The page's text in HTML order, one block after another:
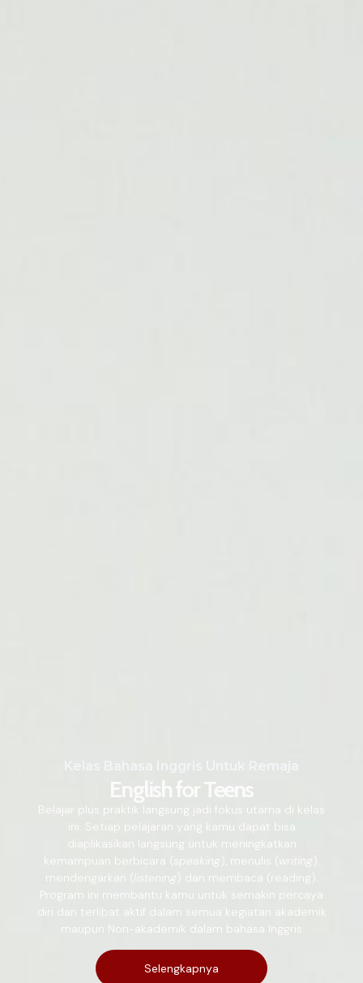
English for Teens
Belajar plus praktik langsung jadi fokus utama di kelas
ini. Setiap pelajaran yang kamu dapat bisa
diaplikasikan langsung untuk meningkatkan
kemampuan berbicara ( speaking ), menulis (writing ),
mendengarkan (listening ) dan membaca (reading).
Program ini membantu kamu untuk semakin percaya
diri dan terlibat aktif dalam semua kegiatan akademik
maupun Non-akademik dalam bahasa Inggris
Selengkapnya